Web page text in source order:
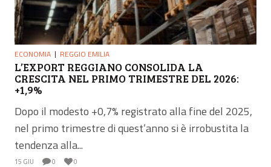
ECONOMIA REGGIO EMILIA
L’EXPORT REGGIANO CONSOLIDA LA
CRESCITA NEL PRIMO TRIMESTRE DEL 2026:
+1,9%
Dopo il modesto +0,7% registrato alla fine del 2025,
nel primo trimestre di quest’anno si è irrobustita la
tendenza alla...
15 GIU 0 0